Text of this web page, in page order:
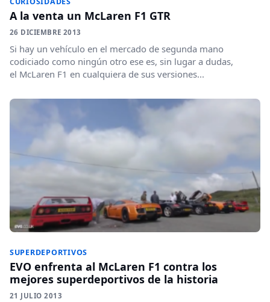
A la venta un McLaren F1 GTR
26 DICIEMBRE 2013
Si hay un vehículo en el mercado de segunda mano
codiciado como ningún otro ese es, sin lugar a dudas,
el McLaren F1 en cualquiera de sus versiones...
SUPERDEPORTIVOS
EVO enfrenta al McLaren F1 contra los
mejores superdeportivos de la historia
21 JULIO 2013